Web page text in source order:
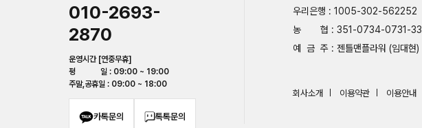
010-2693-
2870
운영시간 [연중무휴]
평 일 : 09:00 ~ 19:00
주말,공휴일 : 09:00 ~ 18:00
카톡문의 톡톡문의
우리은행 : 1005-302-562252
농 협 : 351-0734-0731-33
예 금 주 : 젠틀맨플라워 (임대현)
회사소개 이용약관 이용안내